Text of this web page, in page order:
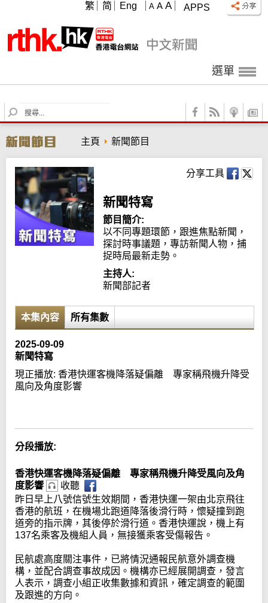
APPS
A A A
繁 简 Eng
選單
S
e
r
c
h
主頁 新聞節目
分享工具
新聞特寫
節目簡介:
以不同專題環節，跟進焦點新聞，
探討時事議題，專訪新聞人物，捕
捉時局最新走勢。
主持人:
新聞部記者
本集內容 所有集數
2025-09-09
新聞特寫
現正播放: 香港快運客機降落疑偏離 專家稱飛機升降受
風向及角度影響
分段播放:
香港快運客機降落疑偏離 專家稱飛機升降受風向及角
度影響
收聽
昨日早上八號信號生效期間，香港快運一架由北京飛往
香港的航班，在機場北跑道降落後滑行時，懷疑撞到跑
道旁的指示牌，其後停於滑行道。香港快運說，機上有
137名乘客及機組人員，無接獲乘客受傷報告。
民航處高度關注事件，已將情況通報民航意外調查機
構，並配合調查事故成因。機構亦已經展開調查，發言
人表示，調查小組正收集數據和資訊，確定調查的範圍
及跟進的方向。